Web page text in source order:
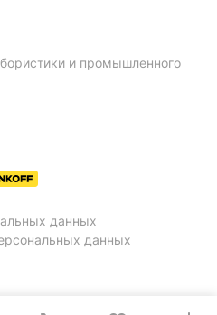
и промышленного
данных
данных